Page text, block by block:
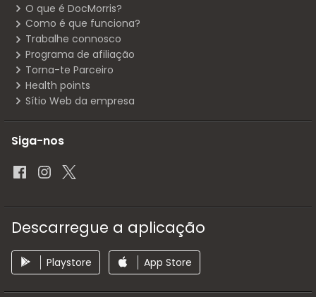
O que é DocMorris?
Como é que funciona?
Trabalhe connosco
Programa de afiliação
Torna-te Parceiro
Health points
Sítio Web da empresa
Siga-nos
Descarregue a aplicação
Playstore App Store